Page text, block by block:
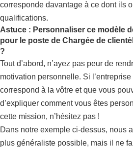
corresponde davantage à ce dont ils
qualifications.
Astuce : Personnaliser ce modèle
pour le poste de Chargée de
?
Tout d’abord, n’ayez pas peur de
motivation personnelle. Si
correspond à la vôtre et que vous
d’expliquer comment vous êtes
cette mission, n’hésitez pas !
Dans notre exemple ci-dessus, nous
plus généraliste possible, mais il ne